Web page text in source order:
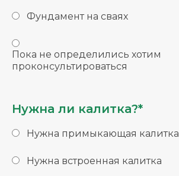
Фундамент на сваях
Пока не определились хотим
проконсультироваться
Нужна ли калитка?*
Нужна примыкающая калитка
Нужна встроенная калитка